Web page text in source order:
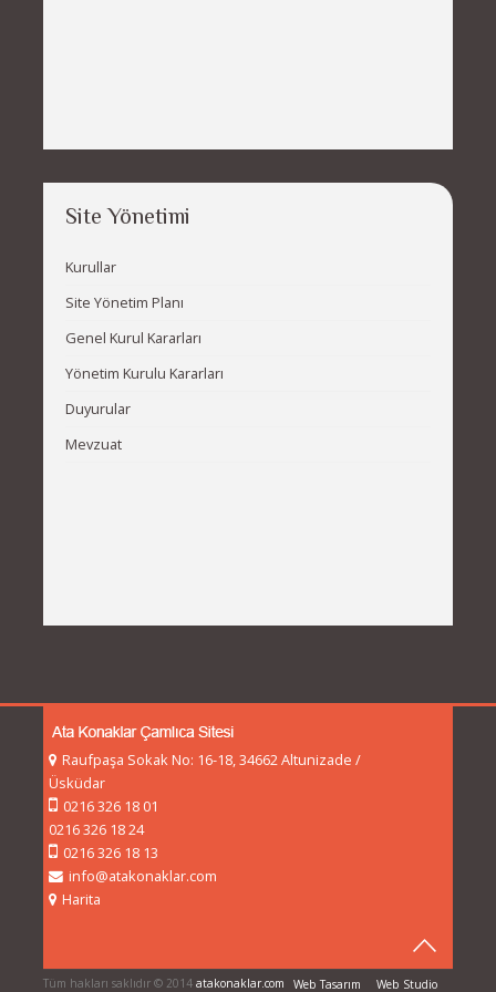
Site Yönetimi
Kurullar
Site Yönetim Planı
Genel Kurul Kararları
Yönetim Kurulu Kararları
Duyurular
Mevzuat
Raufpaşa Sokak No: 16-18, 34662 Altunizade /
Üsküdar
0216 326 18 01
0216 326 18 24
0216 326 18 13
info@atakonaklar.com
Harita
Tüm hakları saklıdır © 2014 atakonaklar.com Web Tasarım Web Studio